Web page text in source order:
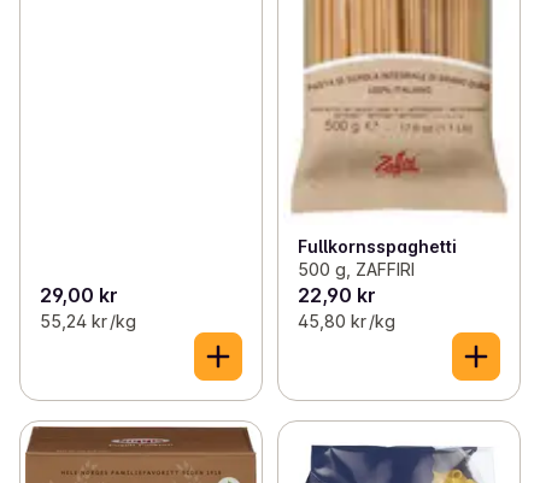
29,00 kr
55,24 kr /kg
Fullkornsspaghetti
500 g, ZAFFIRI
22,90 kr
45,80 kr /kg